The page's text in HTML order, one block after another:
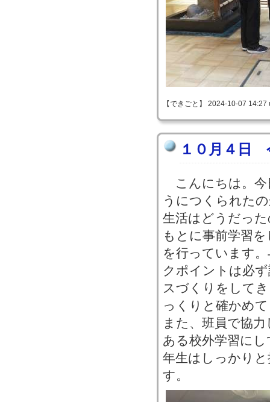
【できごと】 2024-10-07
１０月４日
こんにちは。今
うにつくられた
生活はどうだっ
もとに事前学習
を行っています
クポイントは必
スづくりをして
っくりと確かめ
また、班員で協
ある校外学習に
年生はしっかり
す。